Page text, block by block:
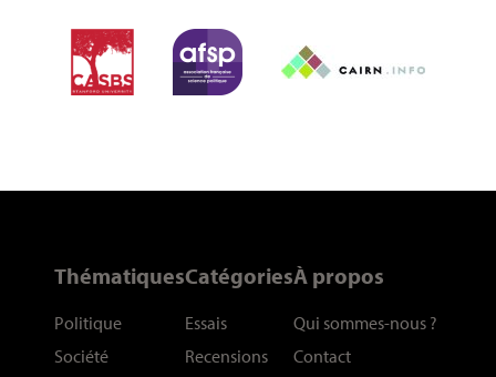
Thématiques
Politique
Société
Catégories
Essais
Recensions
À propos
Qui sommes-nous ?
Contact